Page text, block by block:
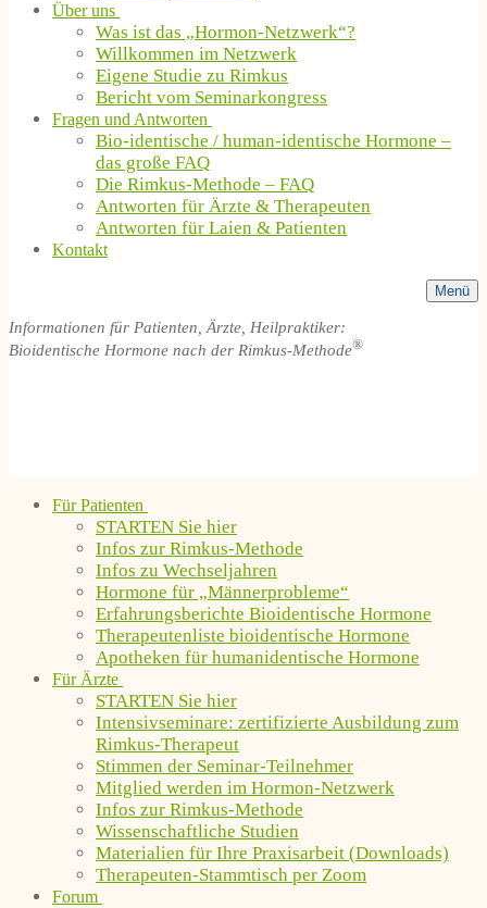
Über uns
Was ist das „Hormon-Netzwerk“?
Willkommen im Netzwerk
Eigene Studie zu Rimkus
Bericht vom Seminarkongress
Fragen und Antworten
Bio-identische / human-identische Hormone –
das große FAQ
Die Rimkus-Methode – FAQ
Antworten für Ärzte & Therapeuten
Antworten für Laien & Patienten
Kontakt
Menü
Informationen für Patienten, Ärzte, Heilpraktiker:
Bioidentische Hormone nach der Rimkus-Methode®
Für Patienten
STARTEN Sie hier
Infos zur Rimkus-Methode
Infos zu Wechseljahren
Hormone für „Männerprobleme“
Erfahrungsberichte Bioidentische Hormone
Therapeutenliste bioidentische Hormone
Apotheken für humanidentische Hormone
Für Ärzte
STARTEN Sie hier
Intensivseminare: zertifizierte Ausbildung zum
Rimkus-Therapeut
Stimmen der Seminar-Teilnehmer
Mitglied werden im Hormon-Netzwerk
Infos zur Rimkus-Methode
Wissenschaftliche Studien
Materialien für Ihre Praxisarbeit (Downloads)
Therapeuten-Stammtisch per Zoom
Forum